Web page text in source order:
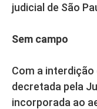
judicial de São
Sem campo
Com a interdição
decretada pela
incorporada ao